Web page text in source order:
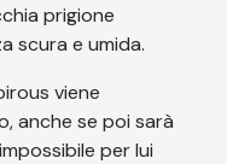
prigione
scura e umida.
viene
anche se poi sarà
per lui